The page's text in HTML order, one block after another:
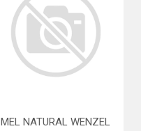
MEL NATURAL WENZEL